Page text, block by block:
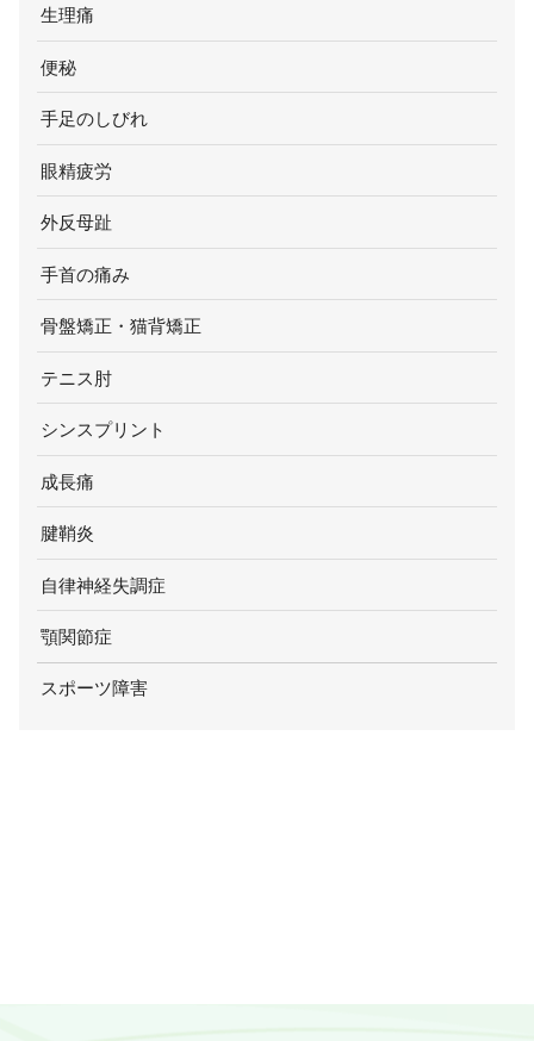
生理痛
便秘
手足のしびれ
眼精疲労
外反母趾
手首の痛み
骨盤矯正・猫背矯正
テニス肘
シンスプリント
成長痛
腱鞘炎
自律神経失調症
顎関節症
スポーツ障害